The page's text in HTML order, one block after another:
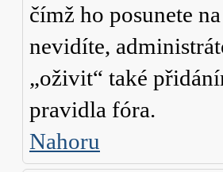
čímž ho posunete
nevidíte,
„oživit“ také
pravidla fóra.
Nahoru